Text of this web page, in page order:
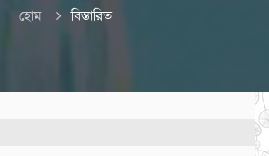
হোম বিস্তারিত